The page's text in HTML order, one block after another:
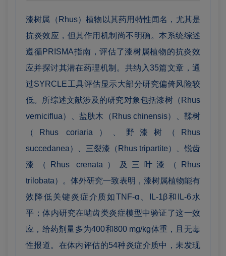
漆树属（Rhus）植物以其药用特性闻名，尤其是
抗炎效应，但其作用机制尚不明确。本系统综述
遵循PRISMA指南，评估了漆树属植物的抗炎效
应并探讨其潜在药理机制。共纳入35篇文章，通
过SYRCLE工具评估显示大部分研究偏倚风险较
低。所综述文献涉及的研究对象包括漆树（Rhus
verniciflua）、盐肤木（Rhus chinensis）、鞣树
（Rhus coriaria）、野漆树（Rhus
succedanea）、三裂漆（Rhus tripartite）、锐齿
漆（Rhus crenata）及三叶漆（Rhus
trilobata）。体外研究一致表明，漆树属植物能有
效降低关键炎症介质如TNF-α、IL-1β和IL-6水
平；体内研究在啮齿类炎症模型中验证了这一效
应，给药剂量多为400和800 mg/kg体重，且无毒
性报道。在体内评估的54种炎症介质中，未发现